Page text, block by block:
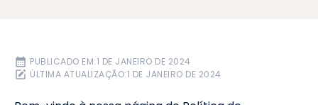
PUBLICADO EM:1 DE JANEIRO DE 2024
ÚLTIMA ATUALIZAÇÃO:1 DE JANEIRO DE 2024